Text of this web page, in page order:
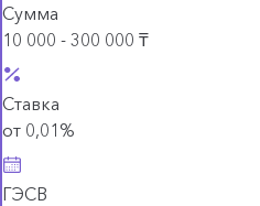
Сумма
10 000 - 300 000 ₸
Ставка
от 0,01%
ГЭСВ